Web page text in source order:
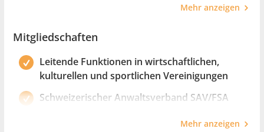
Postgraduate Lehrgang Europarecht, Universität
Passau
2003
Mediationsausbildungen
Mehr anzeigen
Mitgliedschaften
Leitende Funktionen in wirtschaftlichen,
kulturellen und sportlichen Vereinigungen
Schweizerischer Anwaltsverband SAV/FSA
Mehr anzeigen